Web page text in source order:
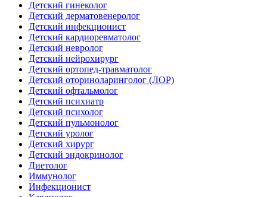
Детский гинеколог
Детский дерматовенеролог
Детский инфекционист
Детский кардиоревматолог
Детский невролог
Детский нейрохирург
Детский ортопед-травматолог
Детский оториноларинголог (ЛОР)
Детский офтальмолог
Детский психиатр
Детский психолог
Детский пульмонолог
Детский уролог
Детский хирург
Детский эндокринолог
Диетолог
Иммунолог
Инфекционист